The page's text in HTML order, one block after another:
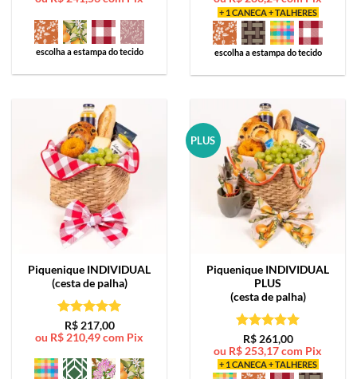
escolha a estampa do tecido
+ 1 CANECA + TALHERES
escolha a estampa do tecido
Piquenique INDIVIDUAL
(cesta de palha)
Avaliação5
de 5
R$217,00
ou R$ 210,49com Pix
PLUS
Piquenique INDIVIDUAL
PLUS
(cesta de palha)
Avaliação5
de 5
R$261,00
ou R$ 253,17com Pix
+ 1 CANECA + TALHERES